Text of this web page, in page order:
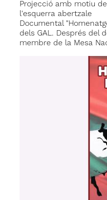
Projecció amb motiu
l'esquerra abertzale
Documental
dels GAL. Després del
membre de la Mesa